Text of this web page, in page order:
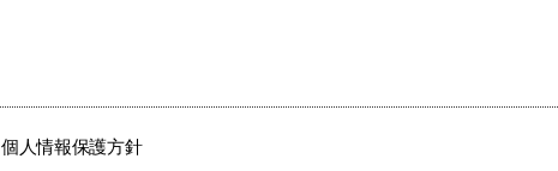
個人情報保護方針